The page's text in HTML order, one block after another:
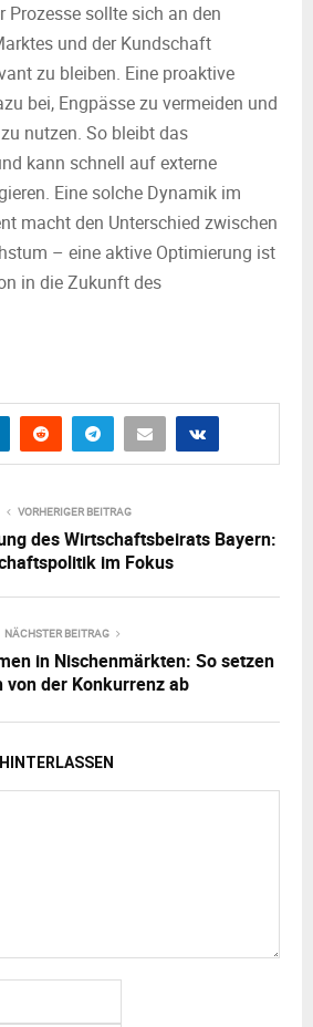
Prozesse sollte sich an den
und der Kundschaft
zu bleiben. Eine proaktive
bei, Engpässe zu vermeiden und
nutzen. So bleibt das
kann schnell auf externe
Eine solche Dynamik im
macht den Unterschied zwischen
– eine aktive Optimierung ist
in die Zukunft des
VORHERIGER BEITRAG
des Wirtschaftsbeirats Bayern:
im Fokus
NÄCHSTER BEITRAG
in Nischenmärkten: So setzen
von der Konkurrenz ab